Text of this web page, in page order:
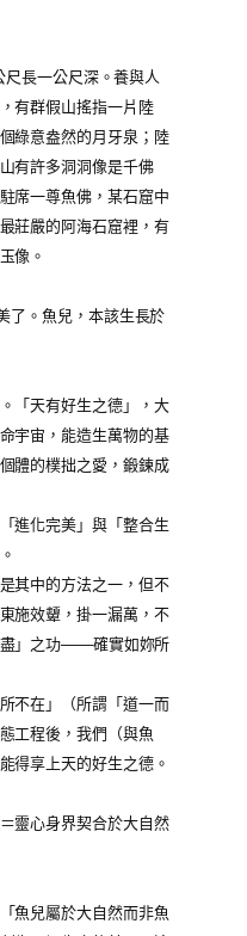
長一公尺深。養與人
有群假山搖指一片陸
綠意盎然的月牙泉；陸
有許多洞洞像是千佛
席一尊魚佛，某石窟中
莊嚴的阿海石窟裡，有
像。
了。魚兒，本該生長於
「天有好生之德」，大
宇宙，能造生萬物的基
體的樸拙之愛，鍛鍊成
進化完美」與「整合生
其中的方法之一，但不
施效顰，掛一漏萬，不
」之功───確實如妳所
不在」（所謂「道一而
工程後，我們（與魚
得享上天的好生之德。
靈心身界契合於大自然
魚兒屬於大自然而非魚